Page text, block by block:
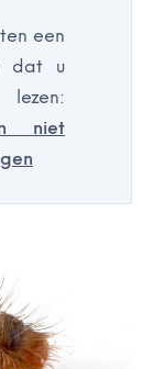
een
dat u
niet